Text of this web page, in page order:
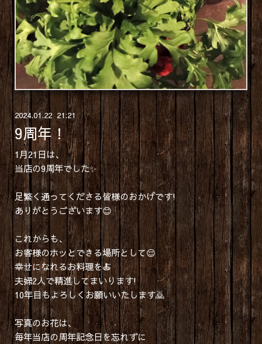
2024.01.22 21:21
9周年！
1月21日は、
当店の9周年でした✨
足繁く通ってくださる皆様のおかげです!
ありがとうございます😊
これからも、
お客様のホッとできる場所として😌
幸せになれるお料理を🍝
夫婦2人で精進してまいります!
10年目もよろしくお願いいたします🙇
写真のお花は、
毎年当店の周年記念日を忘れずに